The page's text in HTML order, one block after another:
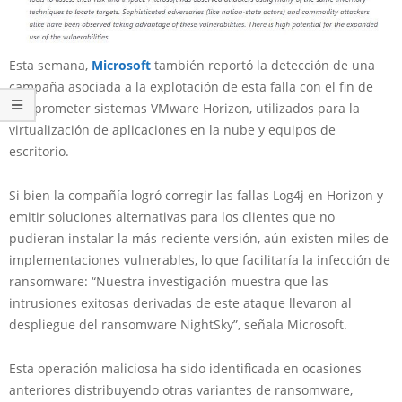
Esta semana, Microsoft también reportó la detección de una
campaña asociada a la explotación de esta falla con el fin de
comprometer sistemas VMware Horizon, utilizados para la
virtualización de aplicaciones en la nube y equipos de
escritorio.
Si bien la compañía logró corregir las fallas Log4j en Horizon y
emitir soluciones alternativas para los clientes que no
pudieran instalar la más reciente versión, aún existen miles de
implementaciones vulnerables, lo que facilitaría la infección de
ransomware: “Nuestra investigación muestra que las
intrusiones exitosas derivadas de este ataque llevaron al
despliegue del ransomware NightSky”, señala Microsoft.
Esta operación maliciosa ha sido identificada en ocasiones
anteriores distribuyendo otras variantes de ransomware,